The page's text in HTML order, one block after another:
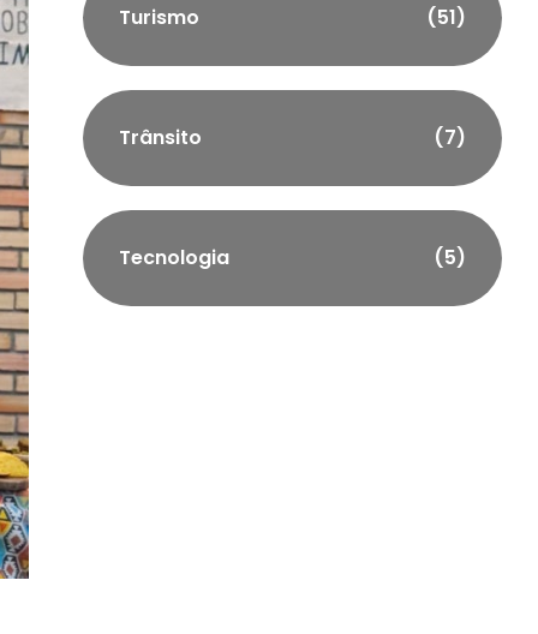
Turismo (51)
Trânsito (7)
Tecnologia (5)